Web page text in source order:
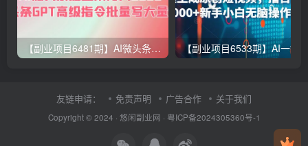
【副业项目6481期】AI微头条掘金术月入6000+ 微头条GPT高级指令批量写大量爆文
友链申请： 免责声明 广告合作 关于我们
Copyright © 2024 · 悠闲副业网 · 粤ICP备2024305360号-1